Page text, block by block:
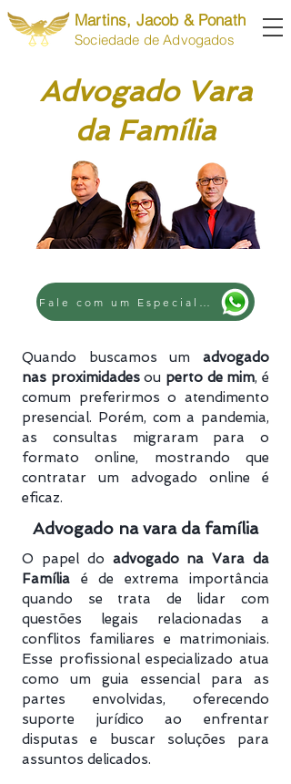
Martins, Jacob & Ponath
Sociedade de Advogados
Advogado Vara
da Família
Quando buscamos um advogado
nas proximidadesou perto de mim, é
comum preferirmos o atendimento
presencial. Porém, com a pandemia,
as consultas migraram para o
formato online, mostrando que
contratar um advogado online é
eficaz.
Advogado na vara da família
O papel do advogado na Vara da
Família é de extrema importância
quando se trata de lidar com
questões legais relacionadas a
conflitos familiares e matrimoniais.
Esse profissional especializado atua
como um guia essencial para as
partes envolvidas, oferecendo
suporte jurídico ao enfrentar
disputas e buscar soluções para
assuntos delicados.